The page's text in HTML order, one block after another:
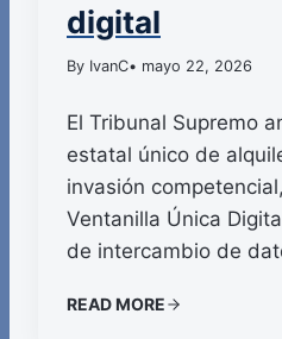
digital
By IvanC• mayo 22, 2026
El Tribunal Supremo
estatal único de
invasión
Ventanilla Única
de intercambio de
READ MORE